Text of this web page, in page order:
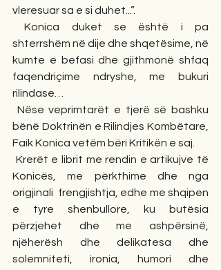
vleresuar sa e si duhet...”.
Konica duket se është i pa
shterrshëm në dije dhe shqetësime, në
kumte e befasi dhe gjithmonë shfaq
faqendriçime ndryshe, me bukuri
rilindase…
Nëse veprimtarët e tjerë së bashku
bënë Doktrinën e Rilindjes Kombëtare,
Faik Konica vetëm bëri Kritikën e saj.
Krerët e librit me rendin e artikujve të
Konicës, me përkthime dhe nga
origjinali  frengjishtja, edhe me shqipen
e tyre shenbullore, ku butësia
përzjehet dhe me ashpërsinë,
njëherësh dhe delikatesa dhe
solemniteti, ironia, humori dhe